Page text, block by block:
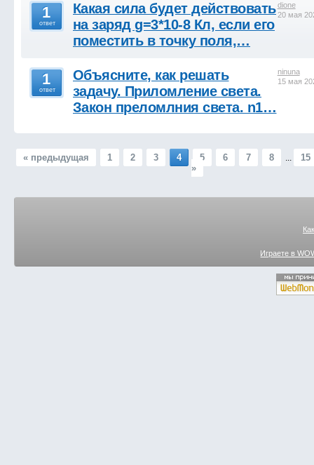
dione
20 мая
1
ответ
Какая сила будет действовать
на заряд g=3*10-8 Кл, если его
поместить в точку поля,…
ninuna
15 мая
1
ответ
Объясните, как решать
задачу. Приломление света.
Закон преломлния света. n1…
« предыдущая 1 2 3 4 5 6 7 8 ...
15
»
Играете в